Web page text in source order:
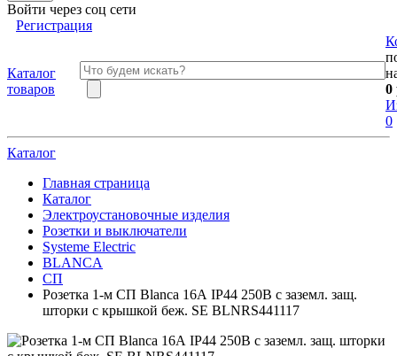
Войти через соц сети
Регистрация
Каталог
товаров
0
0
Каталог
Главная страница
Каталог
Электроустановочные изделия
Розетки и выключатели
Systeme Electric
BLANCA
СП
Розетка 1-м СП Blanca 16А IP44 250В с заземл. защ.
шторки с крышкой беж. SE BLNRS441117